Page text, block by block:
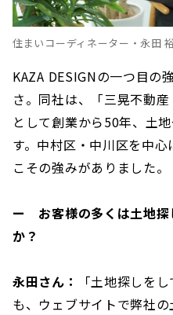
住まいコーディネーター・永田
KAZA DESIGNの一つ目の
さ。同社は、「三晃不動産
として創業から50年、土
す。中村区・中川区を中
こその強みがありました。
ー お客様の多くは土地探
か？
永田さん：
「土地探しを
も、ウェブサイトで弊社